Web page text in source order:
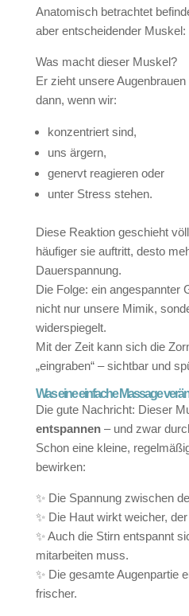
Anatomisch betrachtet
aber entscheidender Muskel:
Was macht dieser Muskel?
Er zieht unsere
dann, wenn wir:
konzentriert sind,
uns ärgern,
genervt reagieren oder
unter Stress stehen.
Diese Reaktion geschieht
häufiger sie auftritt, desto
Dauerspannung.
Die Folge: ein angespannter
nicht nur unsere Mimik,
widerspiegelt.
Mit der Zeit kann sich die
„eingraben“ – sichtbar und
Was eine einfache Massage
Die gute Nachricht: Dieser
entspannen– und zwar
Schon eine kleine,
bewirken:
✨ Die Spannung zwischen
✨ Die Haut wirkt weicher,
✨ Auch die Stirn entspannt
mitarbeiten muss.
✨ Die gesamte Augenpartie
frischer.